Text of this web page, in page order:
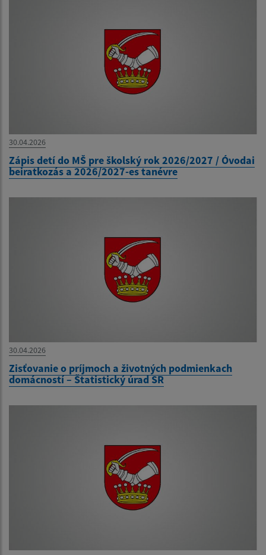
30.04.2026
Zápis detí do MŠ pre školský rok 2026/2027 / Óvodai
beiratkozás a 2026/2027-es tanévre
30.04.2026
Zisťovanie o príjmoch a životných podmienkach
domácností – Štatistický úrad SR